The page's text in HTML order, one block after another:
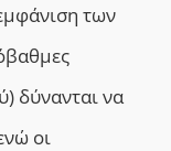
των
δύνανται να
οι